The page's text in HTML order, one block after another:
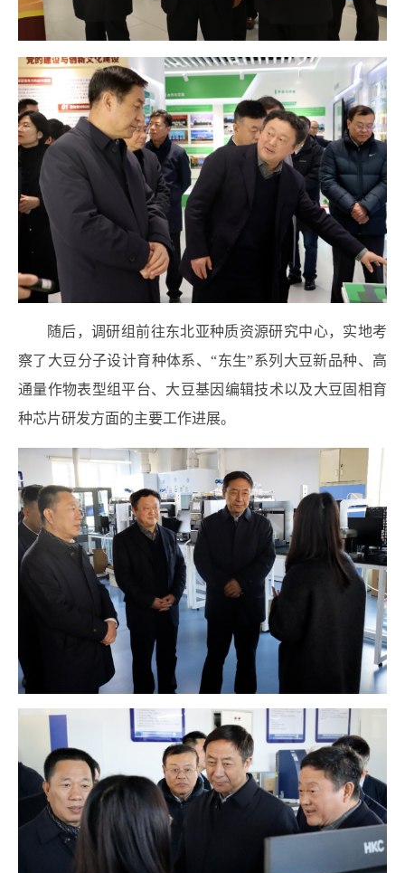
随后，调研组前往东北亚种质资源研究中心，实地考
察了大豆分子设计育种体系、“东生”系列大豆新品种、高
通量作物表型组平台、大豆基因编辑技术以及大豆固相育
种芯片研发方面的主要工作进展。